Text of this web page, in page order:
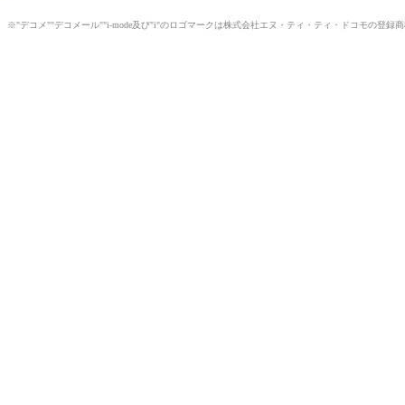
※"デコメ""デコメール""i-mode及び"i"のロゴマークは株式会社エヌ・ティ・ティ・ドコモの登録